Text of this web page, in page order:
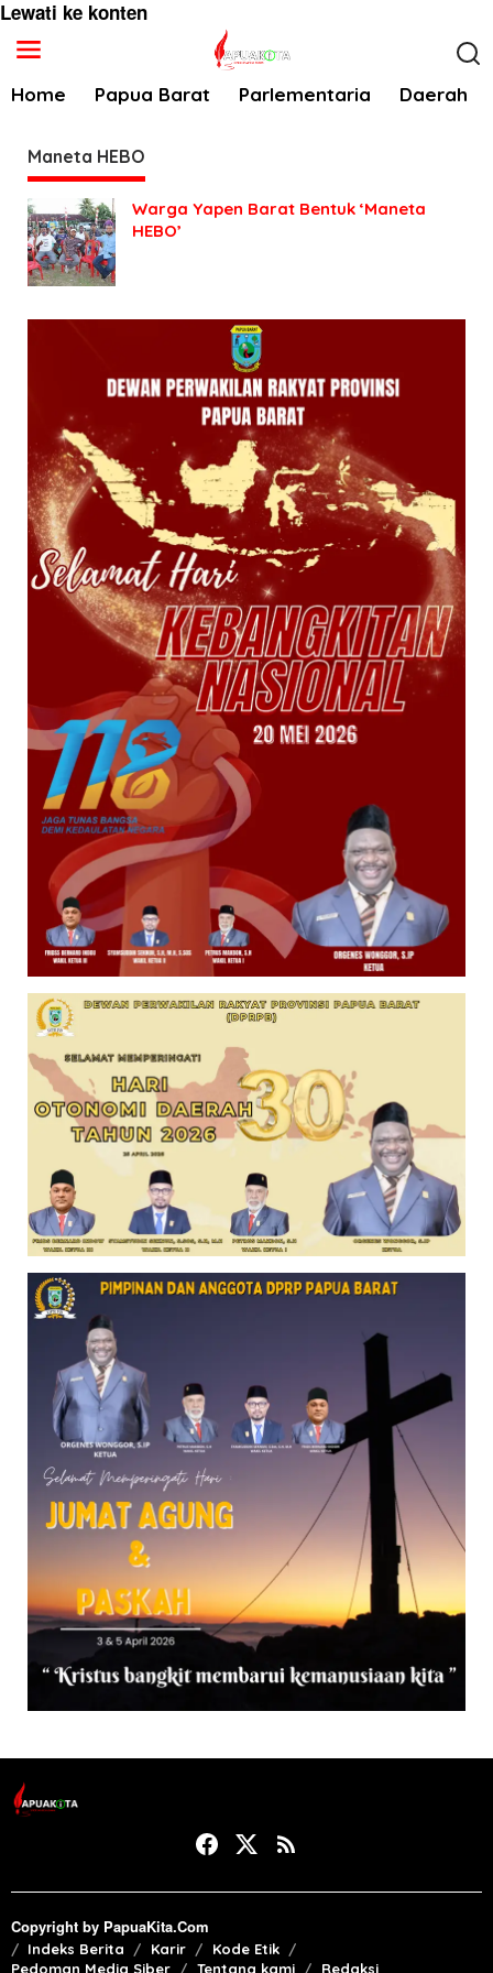
Lewati ke konten
Home Papua Barat Parlementaria Daerah
Maneta HEBO
Warga Yapen Barat Bentuk ‘Maneta
HEBO’
Copyright by PapuaKita.Com
Indeks Berita Karir
Kode Etik
Pedoman Media Siber
Tentang kami Redaksi